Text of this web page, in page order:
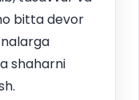
bitta devor
shaharni